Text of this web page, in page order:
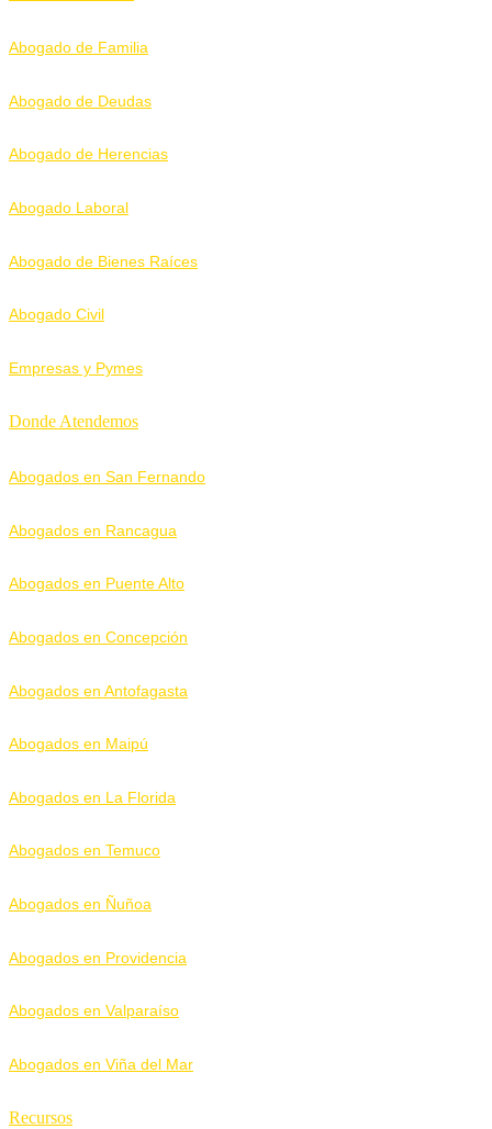
Abogado de Familia
Abogado de Deudas
Abogado de Herencias
Abogado Laboral
Abogado de Bienes Raíces
Abogado Civil
Empresas y Pymes
Donde Atendemos
Abogados en San Fernando
Abogados en Rancagua
Abogados en Puente Alto
Abogados en Concepción
Abogados en Antofagasta
Abogados en Maipú
Abogados en La Florida
Abogados en Temuco
Abogados en Ñuñoa
Abogados en Providencia
Abogados en Valparaíso
Abogados en Viña del Mar
Recursos